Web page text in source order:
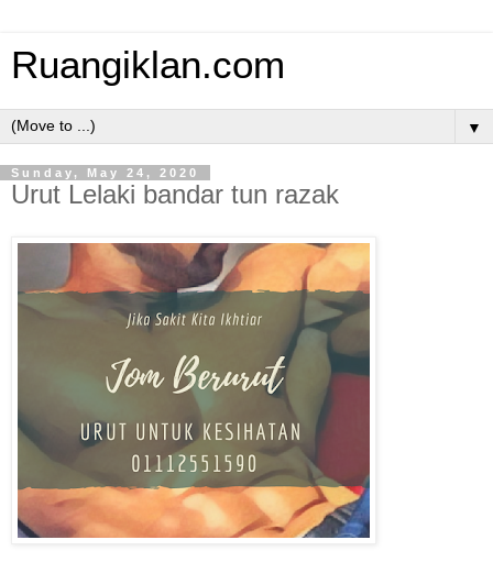
Ruangiklan.com
▼
Sunday, May 24, 2020
Urut Lelaki bandar tun razak